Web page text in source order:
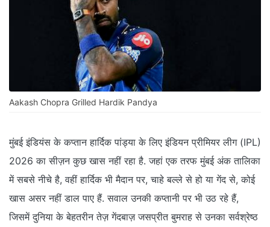
Aakash Chopra Grilled Hardik Pandya
मुंबई इंडियंस के कप्तान हार्दिक पांड्या के लिए इंडियन प्रीमियर लीग (IPL)
2026 का सीज़न कुछ खास नहीं रहा है. जहां एक तरफ मुंबई अंक तालिका
में सबसे नीचे है, वहीं हार्दिक भी मैदान पर, चाहे बल्ले से हो या गेंद से, कोई
खास असर नहीं डाल पाए हैं. सवाल उनकी कप्तानी पर भी उठ रहे हैं,
जिसमें दुनिया के बेहतरीन तेज़ गेंदबाज़ जसप्रीत बुमराह से उनका सर्वश्रेष्ठ